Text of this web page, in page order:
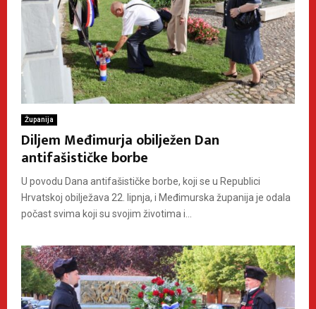
Županija
Diljem Međimurja obilježen Dan
antifašističke borbe
U povodu Dana antifašističke borbe, koji se u Republici
Hrvatskoj obilježava 22. lipnja, i Međimurska županija je odala
počast svima koji su svojim životima i...